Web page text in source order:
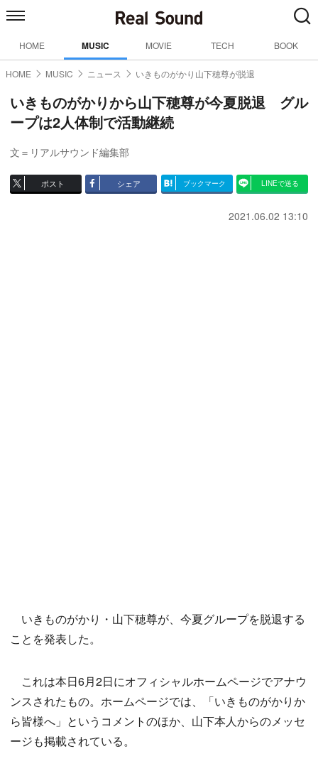
HOME MUSIC MOVIE TECH BOOK
HOME MUSIC ニュース いきものがかり山下穂尊が脱退
いきものがかりから山下穂尊が今夏脱退 グル
ープは2人体制で活動継続
文＝リアルサウンド編集部
ポスト シェア ブックマーク LINEで送る
2021.06.02 13:10
いきものがかり・山下穂尊が、今夏グループを脱退する
ことを発表した。
これは本日6月2日にオフィシャルホームページでアナウ
ンスされたもの。ホームページでは、「いきものがかりか
ら皆様へ」というコメントのほか、山下本人からのメッセ
ージも掲載されている。